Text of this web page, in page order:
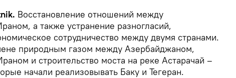
Восстановление отношений между
а также устранение разногласий,
сотрудничество между двумя странами.
природным газом между Азербайджаном,
и строительство моста на реке Астарачай –
начали реализовывать Баку и Тегеран.